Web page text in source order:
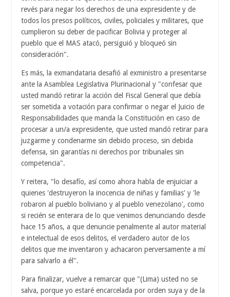
revés para negar los derechos de una expresidente y de
todos los presos políticos, civiles, policiales y militares, que
cumplieron su deber de pacificar Bolivia y proteger al
pueblo que el MAS atacó, persiguió y bloqueó sin
consideración".
Es más, la exmandataria desafió al exministro a presentarse
ante la Asamblea Legislativa Plurinacional y "confesar que
usted mandó retirar la acción del Fiscal General que debía
ser sometida a votación para confirmar o negar el Juicio de
Responsabilidades que manda la Constitución en caso de
procesar a un/a expresidente, que usted mandó retirar para
juzgarme y condenarme sin debido proceso, sin debida
defensa, sin garantías ni derechos por tribunales sin
competencia".
Y reitera, "lo desafío, así como ahora habla de enjuiciar a
quienes 'destruyeron la inocencia de niñas y familias' y 'le
robaron al pueblo boliviano y al pueblo venezolano', como
si recién se enterara de lo que venimos denunciando desde
hace 15 años, a que denuncie penalmente al autor material
e intelectual de esos delitos, el verdadero autor de los
delitos que me inventaron y achacaron perversamente a mí
para salvarlo a él".
Para finalizar, vuelve a remarcar que "(Lima) usted no se
salva, porque yo estaré encarcelada por orden suya y de la